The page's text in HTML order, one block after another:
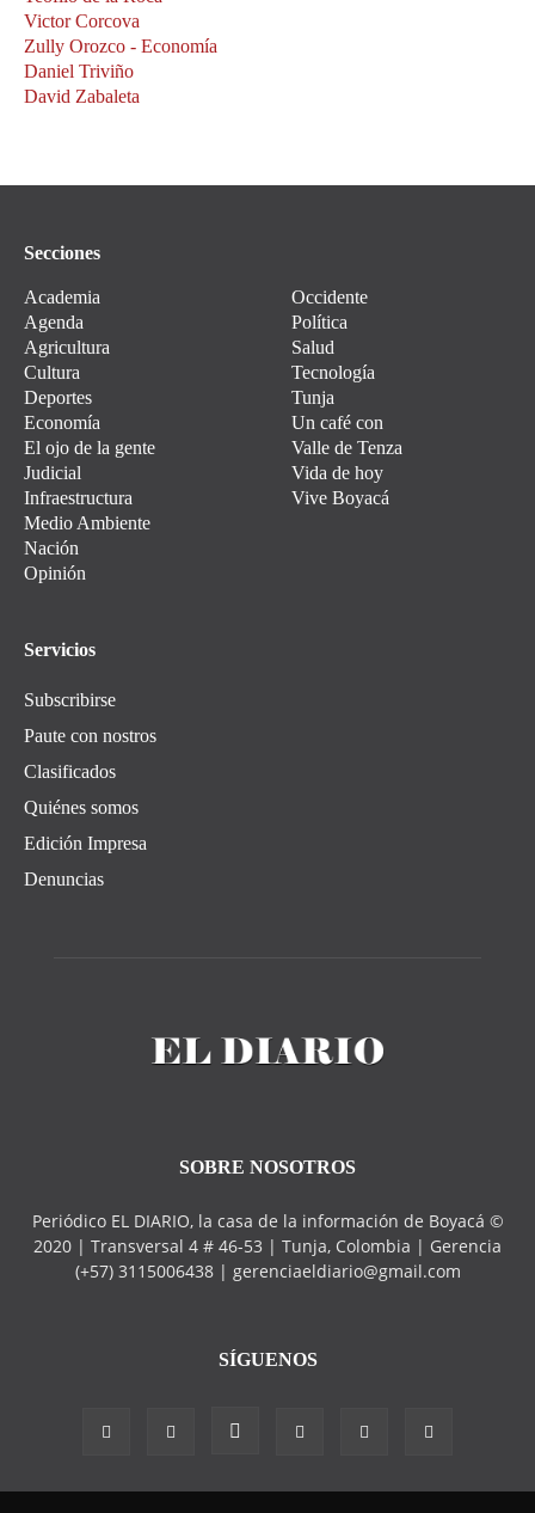
Victor Corcova
Zully Orozco - Economía
Daniel Triviño
David Zabaleta
Secciones
Academia
Agenda
Agricultura
Cultura
Deportes
Economía
El ojo de la gente
Judicial
Infraestructura
Medio Ambiente
Nación
Opinión
Occidente
Política
Salud
Tecnología
Tunja
Un café con
Valle de Tenza
Vida de hoy
Vive Boyacá
Servicios
Subscribirse
Paute con nostros
Clasificados
Quiénes somos
Edición Impresa
Denuncias
SOBRE NOSOTROS
Periódico EL DIARIO, la casa de la información de Boyacá ©
2020 | Transversal 4 # 46-53 | Tunja, Colombia | Gerencia
(+57) 3115006438 | gerenciaeldiario@gmail.com
SÍGUENOS